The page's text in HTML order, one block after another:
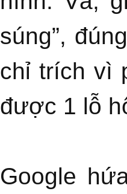
súng”,
chỉ trích vì
được 1 lỗ
Google